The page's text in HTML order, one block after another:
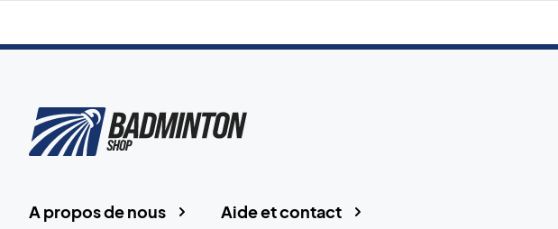
Aide et contact
A propos de nous